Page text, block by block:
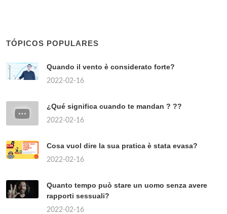
TÓPICOS POPULARES
Quando il vento è considerato forte?
2022-02-16
¿Qué significa cuando te mandan ? ??
2022-02-16
Cosa vuol dire la sua pratica è stata evasa?
2022-02-16
Quanto tempo può stare un uomo senza avere
rapporti sessuali?
2022-02-16